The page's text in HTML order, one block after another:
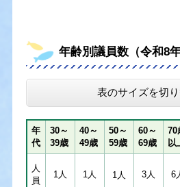
年齢別議員数（令和8
表のサイズを切
年
代
30～
39歳
40～
49歳
50～
59歳
60～
69歳
70
以
人
員
1人 1人 1人 3人 6